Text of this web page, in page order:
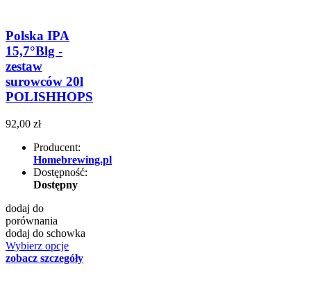
Polska IPA
15,7°Blg -
zestaw
surowców 20l
POLISHHOPS
92,00 zł
Producent:
Homebrewing.pl
Dostępność:
Dostępny
dodaj do
porównania
dodaj do schowka
Wybierz opcje
zobacz szczegóły